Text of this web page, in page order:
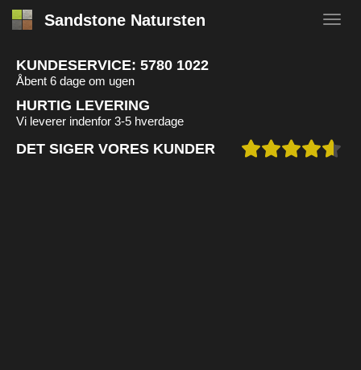
Sandstone Natursten
KUNDESERVICE: 5780 1022
Åbent 6 dage om ugen
HURTIG LEVERING
Vi leverer indenfor 3-5 hverdage
DET SIGER VORES KUNDER